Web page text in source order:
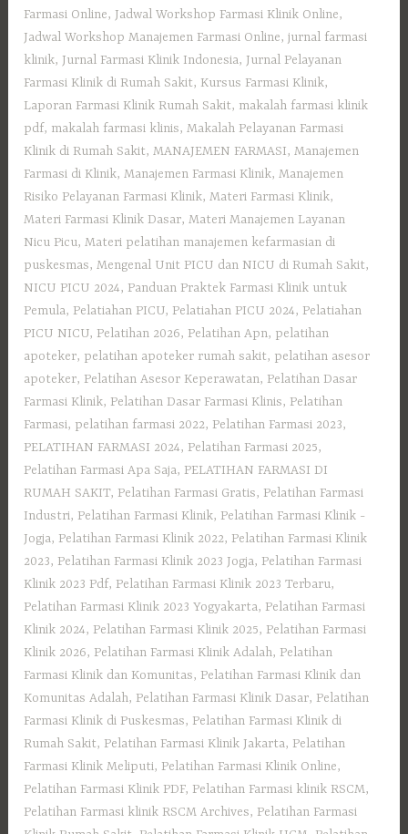
Farmasi Online, Jadwal Workshop Farmasi Klinik Online,
Jadwal Workshop Manajemen Farmasi Online,jurnal farmasi
klinik, Jurnal Farmasi Klinik Indonesia, Jurnal Pelayanan
Farmasi Klinik di Rumah Sakit, Kursus Farmasi Klinik,
Laporan Farmasi Klinik Rumah Sakit, makalah farmasi klinik
pdf, makalah farmasi klinis,Makalah Pelayanan Farmasi
Klinik di Rumah Sakit,MANAJEMEN FARMASI,Manajemen
Farmasi di Klinik,Manajemen Farmasi Klinik,Manajemen
Risiko Pelayanan Farmasi Klinik,Materi Farmasi Klinik,
Materi Farmasi Klinik Dasar,Materi Manajemen Layanan
Nicu Picu,Materi pelatihan manajemen kefarmasian di
puskesmas,Mengenal Unit PICU dan NICU di Rumah Sakit,
NICU PICU 2024, Panduan Praktek Farmasi Klinik untuk
Pemula, Pelatiahan PICU, Pelatiahan PICU 2024, Pelatiahan
PICU NICU, Pelatihan 2026, Pelatihan Apn, pelatihan
apoteker, pelatihan apoteker rumah sakit, pelatihan asesor
apoteker, Pelatihan Asesor Keperawatan, Pelatihan Dasar
Farmasi Klinik, Pelatihan Dasar Farmasi Klinis, Pelatihan
Farmasi, pelatihan farmasi 2022, Pelatihan Farmasi 2023,
PELATIHAN FARMASI 2024, Pelatihan Farmasi 2025,
Pelatihan Farmasi Apa Saja, PELATIHAN FARMASI DI
RUMAH SAKIT, Pelatihan Farmasi Gratis, Pelatihan Farmasi
Industri, Pelatihan Farmasi Klinik, Pelatihan Farmasi Klinik -
Jogja, Pelatihan Farmasi Klinik 2022, Pelatihan Farmasi Klinik
2023, Pelatihan Farmasi Klinik 2023 Jogja, Pelatihan Farmasi
Klinik 2023 Pdf, Pelatihan Farmasi Klinik 2023 Terbaru,
Pelatihan Farmasi Klinik 2023 Yogyakarta, Pelatihan Farmasi
Klinik 2024, Pelatihan Farmasi Klinik 2025, Pelatihan Farmasi
Klinik 2026, Pelatihan Farmasi Klinik Adalah, Pelatihan
Farmasi Klinik dan Komunitas, Pelatihan Farmasi Klinik dan
Komunitas Adalah, Pelatihan Farmasi Klinik Dasar, Pelatihan
Farmasi Klinik di Puskesmas, Pelatihan Farmasi Klinik di
Rumah Sakit, Pelatihan Farmasi Klinik Jakarta, Pelatihan
Farmasi Klinik Meliputi, Pelatihan Farmasi Klinik Online,
Pelatihan Farmasi Klinik PDF, Pelatihan Farmasi klinik RSCM,
Pelatihan Farmasi klinik RSCM Archives, Pelatihan Farmasi